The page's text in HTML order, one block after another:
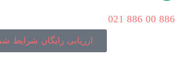
886 00
ارزیابی رایگان شرایط شما